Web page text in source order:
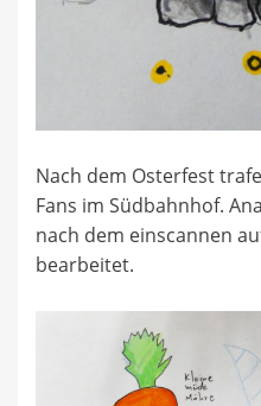
Nach dem Osterfest
Fans im Südbahnhof.
nach dem einscannen
bearbeitet.